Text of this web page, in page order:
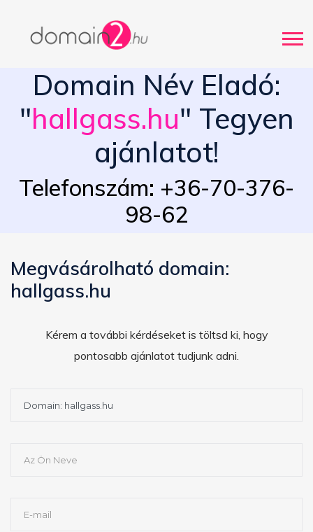
Domain Név Eladó:
"hallgass.hu" Tegyen
ajánlatot!
Telefonszám: +36-70-376-
98-62
Megvásárolható domain:
hallgass.hu
Kérem a további kérdéseket is töltsd ki, hogy
pontosabb ajánlatot tudjunk adni.